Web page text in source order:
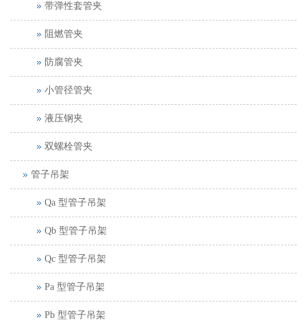
带弹性套管夹
阻燃管夹
防腐管夹
小管径管夹
液压钢夹
双螺栓管夹
管子吊架
Qa 型管子吊架
Qb 型管子吊架
Qc 型管子吊架
Pa 型管子吊架
Pb 型管子吊架